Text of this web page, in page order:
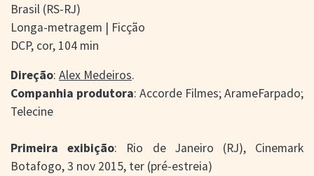
> BUSCA AVANÇADA
> LISTA DE FILMES
> FILMOGRAFIAS DE
> DISCOGRAFIAS
> BIBLIOGRAFIAS
CONTATO E
Brasil (RS-RJ)
Longa-metragem | Ficção
DCP, cor, 104 min
Direção: Alex Medeiros.
Companhia produtora: Accorde Filmes; ArameFarpado;
Telecine
Primeira exibição: Rio de Janeiro (RJ), Cinemark
Botafogo, 3 nov 2015, ter (pré-estreia)